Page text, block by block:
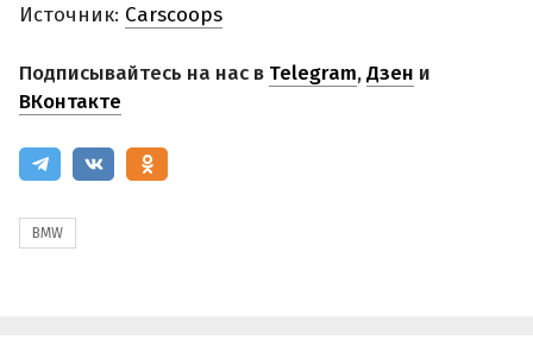
Источник: Carscoops
Подписывайтесь на нас в Telegram,Дзен и
ВКонтакте
BMW